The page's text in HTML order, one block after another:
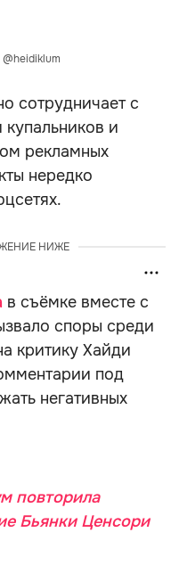
сотрудничает с
и
рекламных
нередко
НИЖЕ
в съёмке вместе с
споры среди
критику Хайди
под
негативных
повторила
Бьянки Ценсори